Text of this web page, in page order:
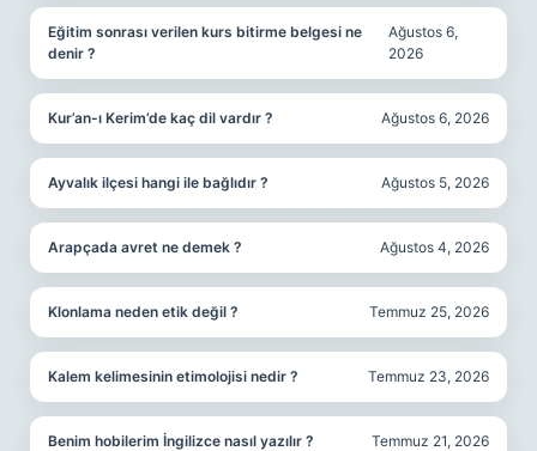
Eğitim sonrası verilen kurs bitirme belgesi ne
denir ?
Ağustos 6,
2026
Kur’an-ı Kerim’de kaç dil vardır ? Ağustos 6, 2026
Ayvalık ilçesi hangi ile bağlıdır ? Ağustos 5, 2026
Arapçada avret ne demek ? Ağustos 4, 2026
Klonlama neden etik değil ? Temmuz 25, 2026
Kalem kelimesinin etimolojisi nedir ? Temmuz 23, 2026
Benim hobilerim İngilizce nasıl yazılır ? Temmuz 21, 2026